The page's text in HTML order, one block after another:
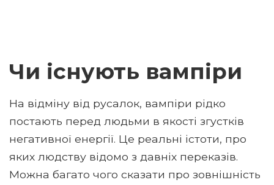
Чи існують вампіри
На відміну від русалок, вампіри рідко
постають перед людьми в якості згустків
негативної енергії. Це реальні істоти, про
яких людству відомо з давніх переказів.
Можна багато чого сказати про зовнішність